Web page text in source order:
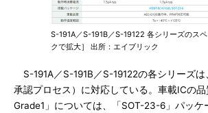
S-191A／S-191B／S-19122 各シリーズのス
クで拡大］ 出所：エイブリック
S-191A／S-191B／S-19122の各シリーズは
承認プロセス）に対応している。車載ICの
Grade1」については、「SOT-23-6」パッ